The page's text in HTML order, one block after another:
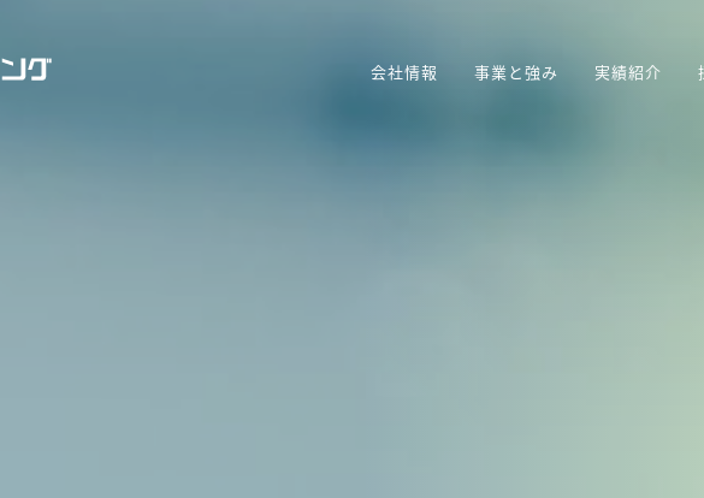
会社情報 事業と強み 実績紹介